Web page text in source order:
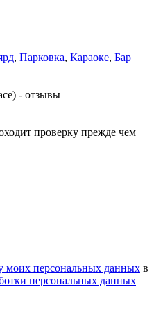
, Парковка, Караоке, Бар
- отзывы
проверку прежде чем
моих персональных данных в
персональных данных